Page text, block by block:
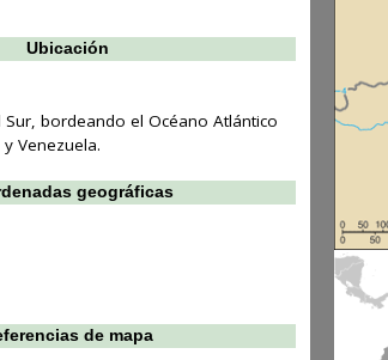
Ubicación
bordeando el Océano Atlántico
Venezuela.
geográficas
de mapa